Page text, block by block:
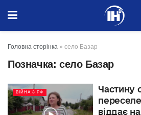
Головна сторінка » село Базар
Позначка: село Базар
ВІЙНА З РФ
Частину
віддає